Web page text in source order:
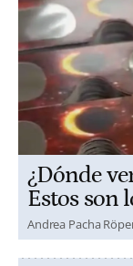
¿Dónde
Estos son
Andrea Pacha